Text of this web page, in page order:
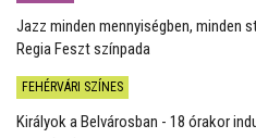
Jazz minden mennyiségben, minden
Regia Feszt színpada
FEHÉRVÁRI SZÍNES
Királyok a Belvárosban - 18 órakor